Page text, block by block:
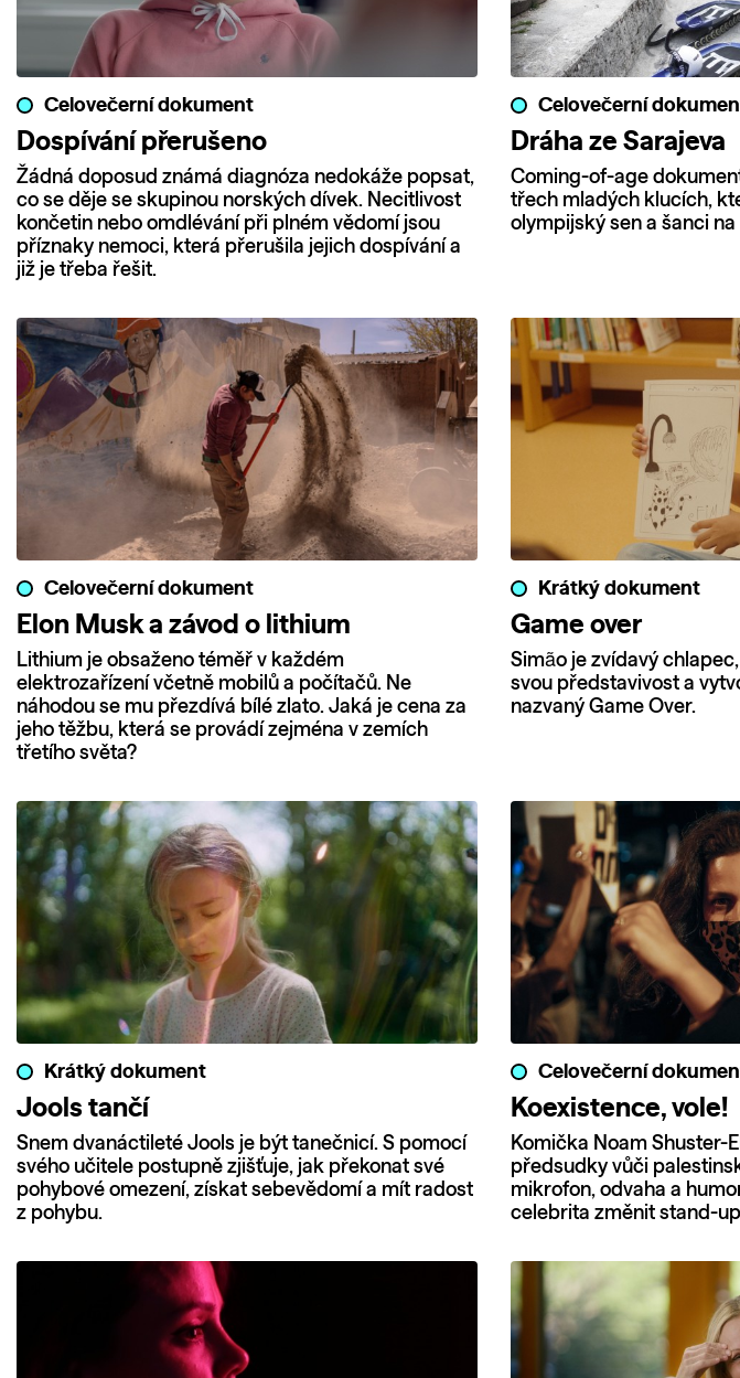
Celovečerní dokument
Dospívání přerušeno
Žádná doposud známá diagnóza nedokáže popsat,
co se děje se skupinou norských dívek. Necitlivost
končetin nebo omdlévání při plném vědomí jsou
příznaky nemoci, která přerušila jejich dospívání a
již je třeba řešit.
Celovečerní
Dráha ze Sarajeva
Coming-of-age
třech mladých klucích,
olympijský sen a šanci
Celovečerní dokument
Elon Musk a závod o lithium
Lithium je obsaženo téměř v každém
elektrozařízení včetně mobilů a počítačů. Ne
náhodou se mu přezdívá bílé zlato. Jaká je cena za
jeho těžbu, která se provádí zejména v zemích
třetího světa?
Krátký dokument
Game over
Simão je zvídavý
svou představivost a
nazvaný Game Over.
Krátký dokument
Jools tančí
Snem dvanáctileté Jools je být tanečnicí. S pomocí
svého učitele postupně zjišťuje, jak překonat své
pohybové omezení, získat sebevědomí a mít radost
z pohybu.
Celovečerní
Koexistence, vole!
Komička Noam Shuster-
předsudky vůči
mikrofon, odvaha a
celebrita změnit stand-